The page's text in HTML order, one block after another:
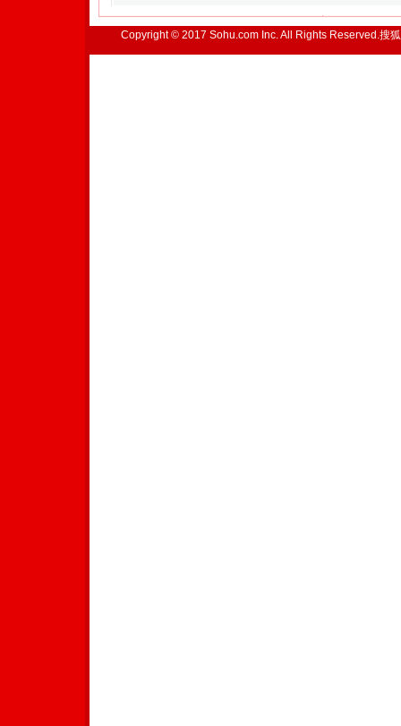
Copyright © 2017 Sohu.com Inc. All Rights Reserved.搜